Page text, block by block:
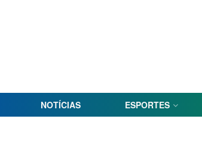
NOTÍCIAS ESPORTES